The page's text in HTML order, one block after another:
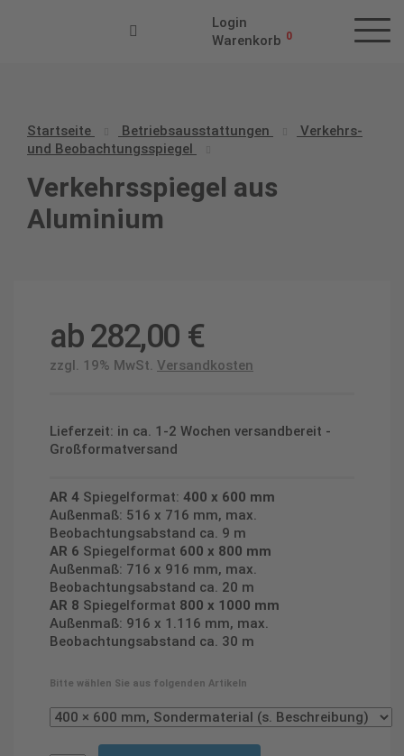
Login
Warenkorb 0
Startseite Betriebs­aus­stattungen
Verkehrs-
und Beobachtungsspiegel
Verkehrsspiegel aus
Aluminium
ab282,00 €
zzgl. 19% MwSt. Versandkosten
Lieferzeit: in ca. 1-2 Wochen versandbereit -
Großformatversand
AR 4 Spiegelformat: 400 x 600 mm
Außenmaß: 516 x 716 mm, max.
Beobachtungsabstand ca. 9 m
AR 6 Spiegelformat 600 x 800 mm
Außenmaß: 716 x 916 mm, max.
Beobachtungsabstand ca. 20 m
AR 8 Spiegelformat 800 x 1000 mm
Außenmaß: 916 x 1.116 mm, max.
Beobachtungsabstand ca. 30 m
Bitte wählen Sie aus folgenden Artikeln